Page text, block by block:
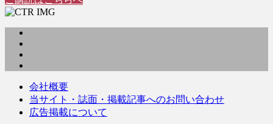
会社概要
当サイト・誌面・掲載記事へのお問い合わせ
広告掲載について